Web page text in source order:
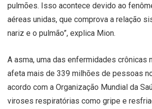
pulmões. Isso acontece devido ao
aéreas unidas, que comprova a relação
nariz e o pulmão”, explica Mion.
A asma, uma das enfermidades crônicas
afeta mais de 339 milhões de pessoas
acordo com a Organização Mundial da
viroses respiratórias como gripe e